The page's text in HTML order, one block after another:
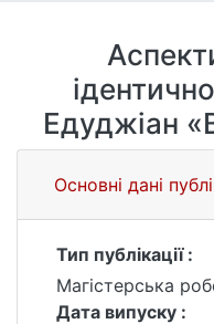
Едуджіан
Основні дані
Тип публікації :
Магістерська
Дата випуску :